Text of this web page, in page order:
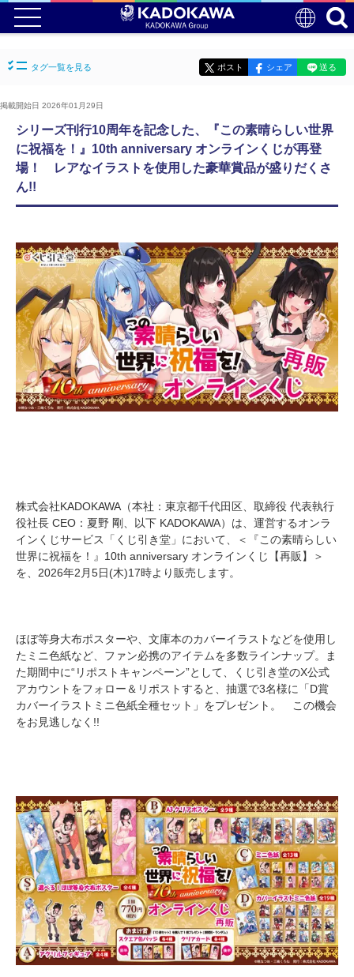
タグ一覧を見る ポスト シェア 送る
掲載開始日 2026年01月29日
シリーズ刊行10周年を記念した、『この素晴らしい世界
に祝福を！』10th anniversary オンラインくじが再登
場！ レアなイラストを使用した豪華賞品が盛りだくさ
ん!!
株式会社KADOKAWA（本社：東京都千代田区、取締役 代表執行
役社長 CEO：夏野 剛、以下 KADOKAWA）は、運営するオンラ
インくじサービス「くじ引き堂」において、＜『この素晴らしい
世界に祝福を！』10th anniversary オンラインくじ【再販】＞
を、2026年2月5日(木)17時より販売します。
ほぼ等身大布ポスターや、文庫本のカバーイラストなどを使用し
たミニ色紙など、ファン必携のアイテムを多数ラインナップ。ま
た期間中に“リポストキャンペーン”として、くじ引き堂のX公式
アカウントをフォロー＆リポストすると、抽選で3名様に「D賞
カバーイラストミニ色紙全種セット」をプレゼント。 この機会
をお見逃しなく!!